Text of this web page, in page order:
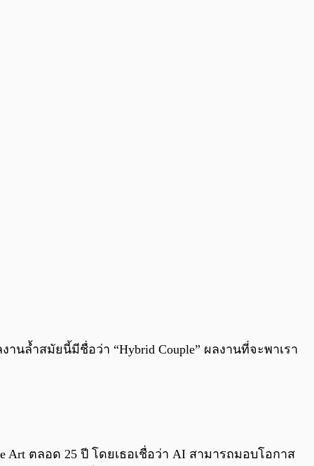
/0:00
ล้ำสมัยนี้มีชื่อว่า “Hybrid Couple” ผลงานที่จะพาเรา
Art ตลอด 25 ปี โดยเธอเชื่อว่า AI สามารถมอบโอกาส